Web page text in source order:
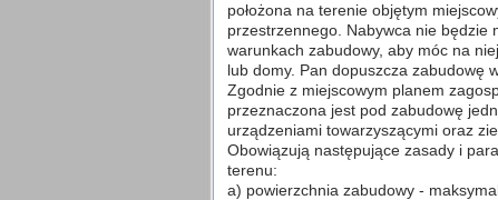
położona na terenie objętym
przestrzennego. Nabywca nie będzie
warunkach zabudowy, aby móc na
lub domy. Pan dopuszcza zabudowę
Zgodnie z miejscowym planem
przeznaczona jest pod zabudowę
urządzeniami towarzyszącymi oraz
Obowiązują następujące zasady i
terenu:
a) powierzchnia zabudowy -